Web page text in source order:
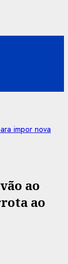
impor nova
ao
ao